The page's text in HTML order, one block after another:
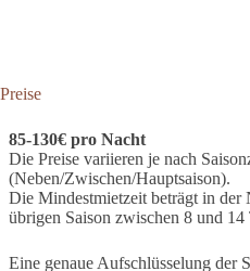
Preise
85-130€ pro Nacht
Die Preise variieren je nach
(Neben/Zwischen/Hauptsaison).
Die Mindestmietzeit beträgt in der
übrigen Saison zwischen 8 und 14
Eine genaue Aufschlüsselung der